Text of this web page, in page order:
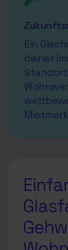
Ein
deiner